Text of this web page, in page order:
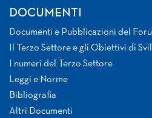
DOCUMENTI
Documenti e Pubblicazioni del
Il Terzo Settore e gli Obiettivi di
I numeri del Terzo Settore
Leggi e Norme
Bibliografia
Altri Documenti